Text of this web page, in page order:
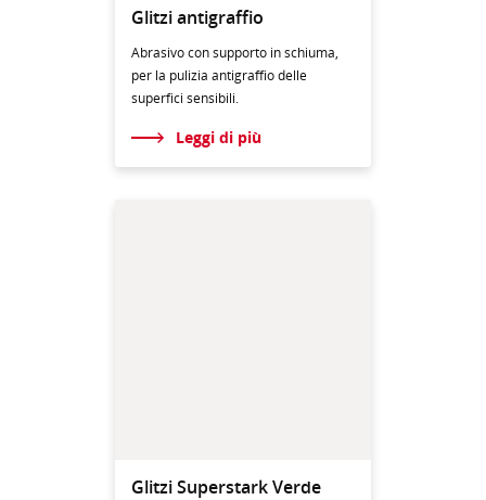
Glitzi antigraffio
Abrasivo con supporto in schiuma,
per la pulizia antigraffio delle
superfici sensibili.
Leggi di più
Glitzi Superstark Verde